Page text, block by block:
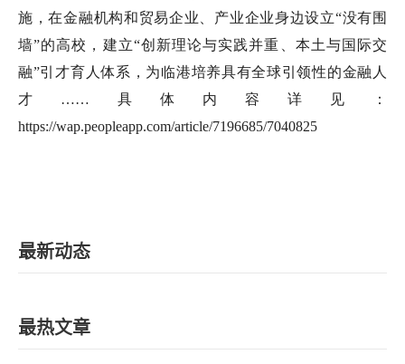
施，在金融机构和贸易企业、产业企业身边设立“没有围
墙”的高校，建立“创新理论与实践并重、本土与国际交
融”引才育人体系，为临港培养具有全球引领性的金融人
才……具体内容详见：
https://wap.peopleapp.com/article/7196685/7040825
最新动态
最热文章